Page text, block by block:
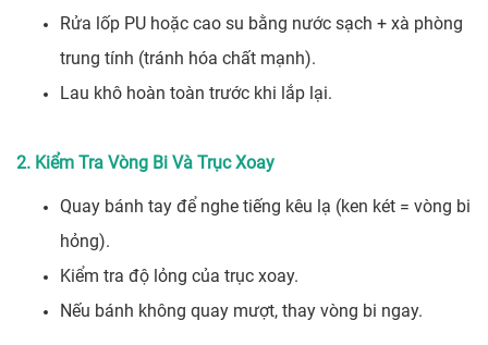
Rửa lốp PU hoặc cao su bằng nước sạch + xà phòng
trung tính (tránh hóa chất mạnh).
Lau khô hoàn toàn trước khi lắp lại.
2. Kiểm Tra Vòng Bi Và Trục Xoay
Quay bánh tay để nghe tiếng kêu lạ (ken két = vòng bi
hỏng).
Kiểm tra độ lỏng của trục xoay.
Nếu bánh không quay mượt, thay vòng bi ngay.